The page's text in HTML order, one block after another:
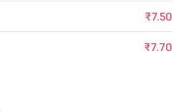
₹7.50
₹7.70